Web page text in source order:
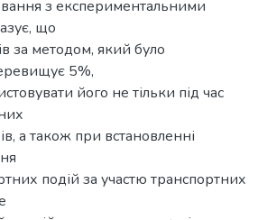
з експериментальними
що
за методом, який було
5%,
його не тільки під час
а також при встановленні
подій за участю транспортних